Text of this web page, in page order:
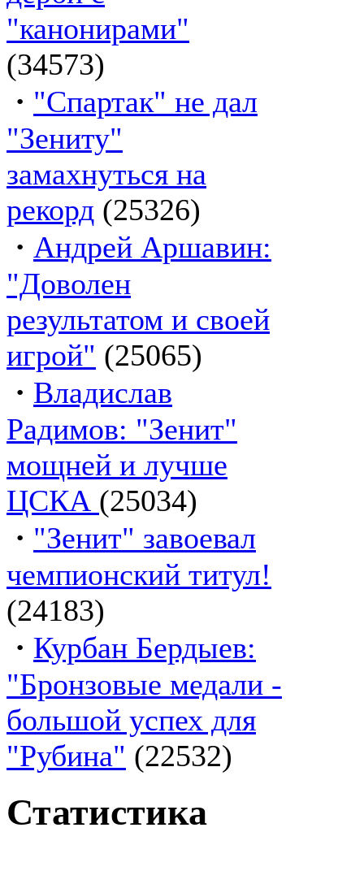
"канонирами"
(34573)
· "Спартак" не дал
"Зениту"
замахнуться на
рекорд (25326)
· Андрей Аршавин:
"Доволен
результатом и своей
игрой" (25065)
· Владислав
Радимов: "Зенит"
мощней и лучше
ЦСКА (25034)
· "Зенит" завоевал
чемпионский титул!
(24183)
· Курбан Бердыев:
"Бронзовые медали -
большой успех для
"Рубина" (22532)
Статистика